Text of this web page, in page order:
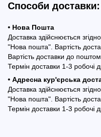
Способи доставки:
• Нова Пошта
Доставка здійснюється
"Нова пошта". Вартість
Вартість доставки до
Термін доставки 1-3 робочі
• Адресна кур'єрська
Доставка здійснюється
"Нова пошта". Вартість
Термін доставки 1-3 робочі